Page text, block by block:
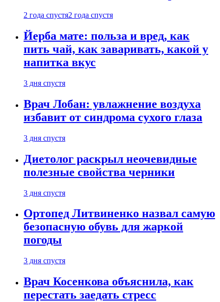
2 года спустя2 года спустя
Йерба мате: польза и вред, как
пить чай, как заваривать, какой у
напитка вкус
3 дня спустя
Врач Лобан: увлажнение воздуха
избавит от синдрома сухого глаза
3 дня спустя
Диетолог раскрыл неочевидные
полезные свойства черники
3 дня спустя
Ортопед Литвиненко назвал самую
безопасную обувь для жаркой
погоды
3 дня спустя
Врач Косенкова объяснила, как
перестать заедать стресс